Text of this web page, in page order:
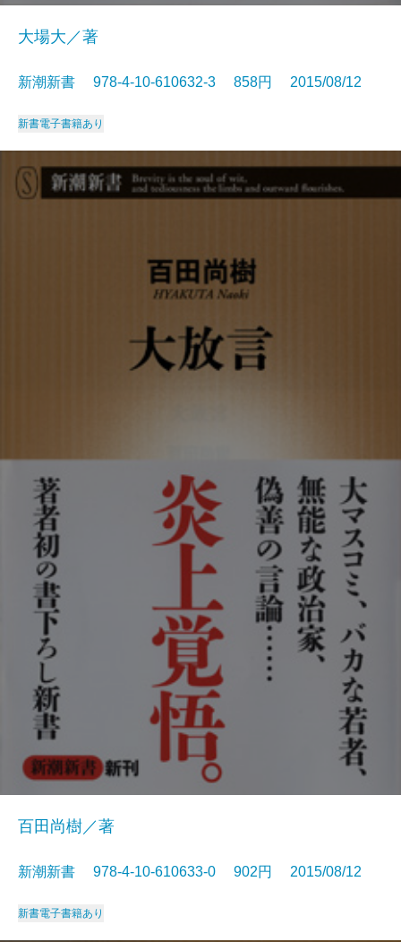
大場大／著
新潮新書 978-4-10-610632-3 858円 2015/08/12
新書電子書籍あり
百田尚樹／著
新潮新書 978-4-10-610633-0 902円 2015/08/12
新書電子書籍あり